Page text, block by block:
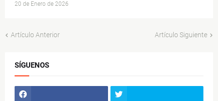
20 de Enero de 2026
Artículo Anterior Artículo Siguiente
SÍGUENOS